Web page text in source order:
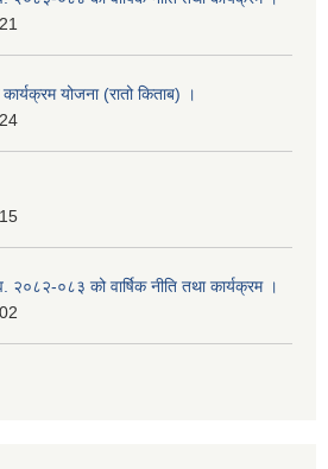
योजना (रातो किताब) ।
२०८२-०८३ को वार्षिक नीति तथा कार्यक्रम ।